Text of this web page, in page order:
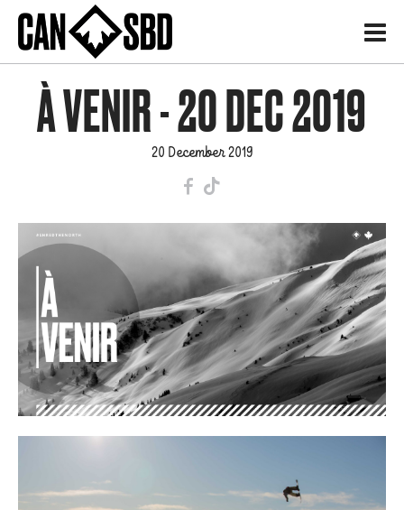
H
À VENIR - 20 DEC 2019
20 December 2019
F T